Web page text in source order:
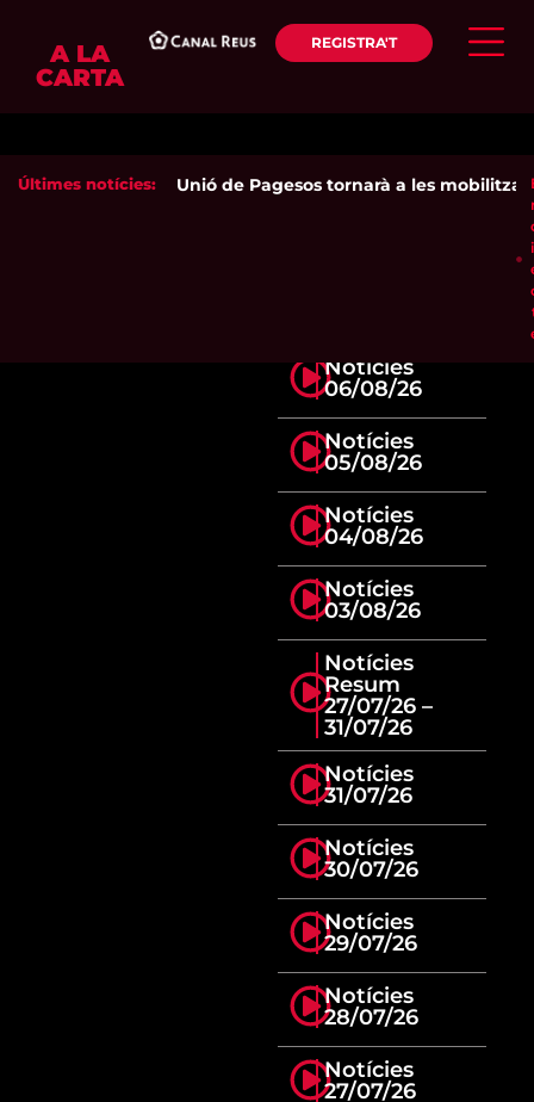
A LA
CARTA
REGISTRA'T
Últimes notícies: Unió de Pagesos tornarà a les
Notícies
06/08/26
Notícies
05/08/26
Notícies
04/08/26
Notícies
03/08/26
Notícies
Resum
27/07/26 –
31/07/26
Notícies
31/07/26
Notícies
30/07/26
Notícies
29/07/26
Notícies
28/07/26
Notícies
27/07/26